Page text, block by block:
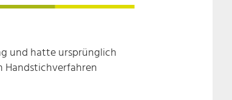
und hatte ursprünglich
Handstichverfahren